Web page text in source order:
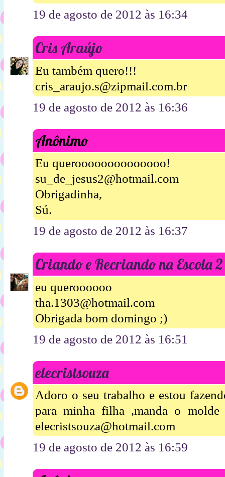
19 de agosto de 2012 às 16:34
Cris Araújo
Eu também quero!!!
cris_araujo.s@zipmail.com.br
19 de agosto de 2012 às 16:36
Anônimo
Eu queroooooooooooooo!
su_de_jesus2@hotmail.com
Obrigadinha,
Sú.
19 de agosto de 2012 às 16:37
Criando e Recriando na Escola 2
eu queroooooo
tha.1303@hotmail.com
Obrigada bom domingo ;)
19 de agosto de 2012 às 16:51
elecristsouza
Adoro o seu trabalho e estou
para minha filha ,manda o molde
elecristsouza@hotmail.com
19 de agosto de 2012 às 16:59